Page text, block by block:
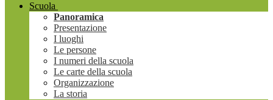
Scuola
Panoramica
Presentazione
I luoghi
Le persone
I numeri della scuola
Le carte della scuola
Organizzazione
La storia